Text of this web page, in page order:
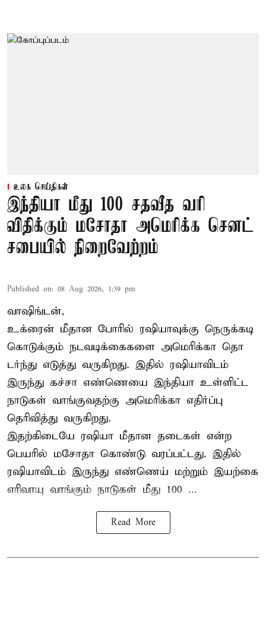
உலக செய்திகள்
இந்தியா மீது 100 சதவீத வரி
விதிக்கும் மசோதா அமெரிக்க செனட்
சபையில் நிறைவேற்றம்
Published on: 08 Aug 2026, 1:39 pm
வாஷிங்டன்,
உக்ரைன் மீதான போரில் ரஷியாவுக்கு நெருக்கடி
கொடுக்கும் நடவடிக்கைகளை அமெரிக்கா தொ
டர்ந்து எடுத்து வருகிறது. இதில் ரஷியாவிடம்
இருந்து கச்சா எண்ணெயை இந்தியா உள்ளிட்ட
நாடுகள் வாங்குவதற்கு அமெரிக்கா எதிர்ப்பு
தெரிவித்து வருகிறது.
இதற்கிடையே ரஷியா மீதான தடைகள் என்ற
பெயரில் மசோதா கொண்டு வரப்பட்டது. இதில்
ரஷியாவிடம் இருந்து எண்ணெய் மற்றும் இயற்கை
எரிவாயு வாங்கும் நாடுகள் மீது 100 ...
Read More